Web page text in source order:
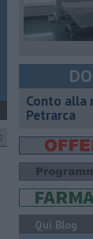
​Conto alla
Petrarca
Qui Blog